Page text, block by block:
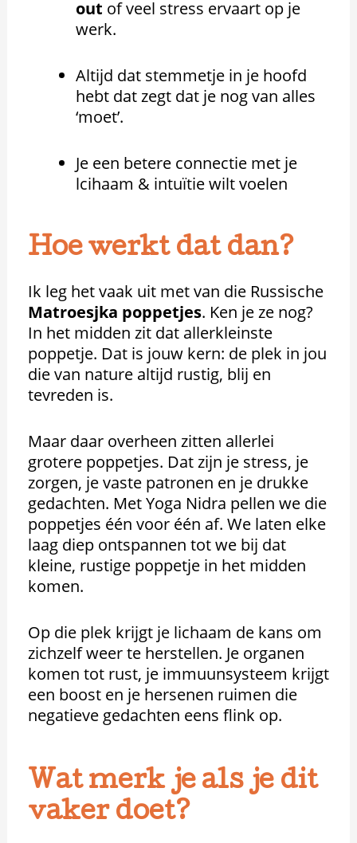
out of veel stress ervaart op je
werk.
Altijd dat stemmetje in je hoofd
hebt dat zegt dat je nog van alles
‘moet’.
Je een betere connectie met je
lcihaam & intuïtie wilt voelen
Hoe werkt dat dan?
Ik leg het vaak uit met van die Russische
Matroesjka poppetjes. Ken je ze nog?
In het midden zit dat allerkleinste
poppetje. Dat is jouw kern: de plek in jou
die van nature altijd rustig, blij en
tevreden is.
Maar daar overheen zitten allerlei
grotere poppetjes. Dat zijn je stress, je
zorgen, je vaste patronen en je drukke
gedachten. Met Yoga Nidra pellen we die
poppetjes één voor één af. We laten elke
laag diep ontspannen tot we bij dat
kleine, rustige poppetje in het midden
komen.
Op die plek krijgt je lichaam de kans om
zichzelf weer te herstellen. Je organen
komen tot rust, je immuunsysteem krijgt
een boost en je hersenen ruimen die
negatieve gedachten eens flink op.
Wat merk je als je dit
vaker doet?